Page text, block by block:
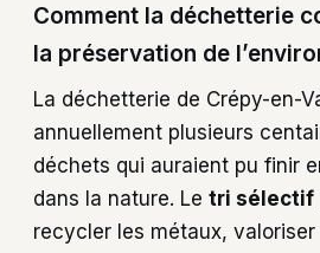
Comment la déchetterie
la préservation de
La déchetterie de Crépy-en-
annuellement plusieurs
déchets qui auraient pu finir
dans la nature. Le tri sélectif
recycler les métaux, valoriser